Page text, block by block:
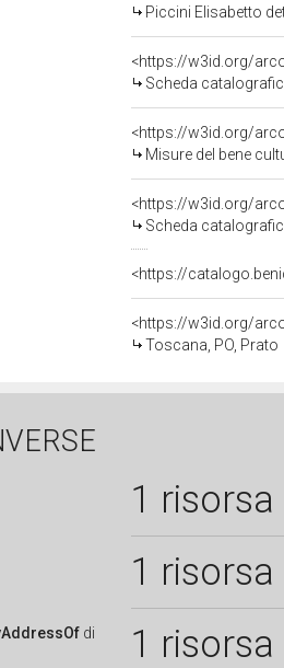
Piccini Elisabetto
<https://w3id.org/
Scheda
<https://w3id.org/
Misure del bene
<https://w3id.org/
Scheda
<https://
<https://w3id.org/
Toscana, PO, Prato
1 risorsa
1 risorsa
di 1 risorsa